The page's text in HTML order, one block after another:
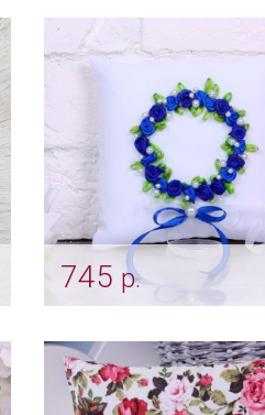
shine"
Арт: pod_0005
745 р.
"Веночек индиго"
Арт: pod_0038